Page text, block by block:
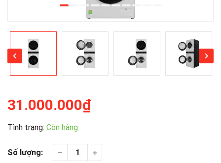
31.000.000₫
Tình trạng: Còn hàng
Số lượng: